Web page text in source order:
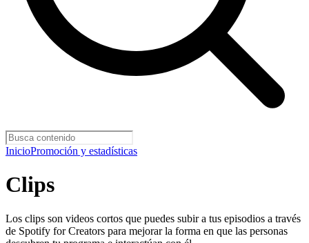
InicioPromoción y estadísticas
Clips
Los clips son videos cortos que puedes subir a tus episodios a través
de Spotify for Creators para mejorar la forma en que las personas